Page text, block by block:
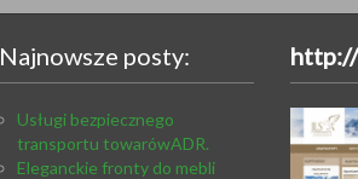
Najnowsze posty:
Usługi bezpiecznego
transportu towarówADR.
Eleganckie fronty do mebli